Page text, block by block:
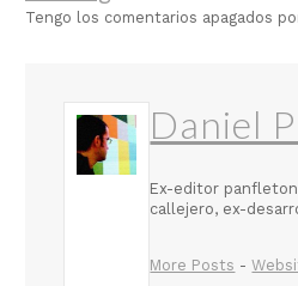
Tengo los comentarios apagados
Daniel
Ex-editor
callejero, ex-
More Posts -